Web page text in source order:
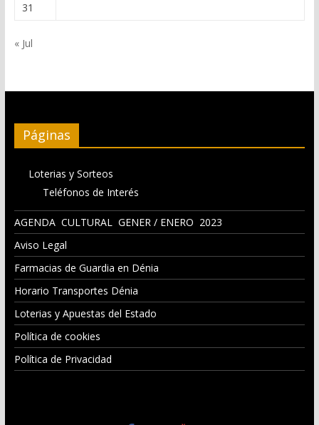
31
« Jul
Páginas
Loterias y Sorteos
Teléfonos de Interés
AGENDA CULTURAL GENER / ENERO 2023
Aviso Legal
Farmacias de Guardia en Dénia
Horario Transportes Dénia
Loterias y Apuestas del Estado
Política de cookies
Política de Privacidad